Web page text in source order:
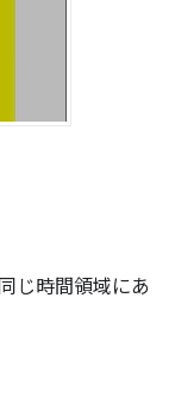
じ時間領域にあ